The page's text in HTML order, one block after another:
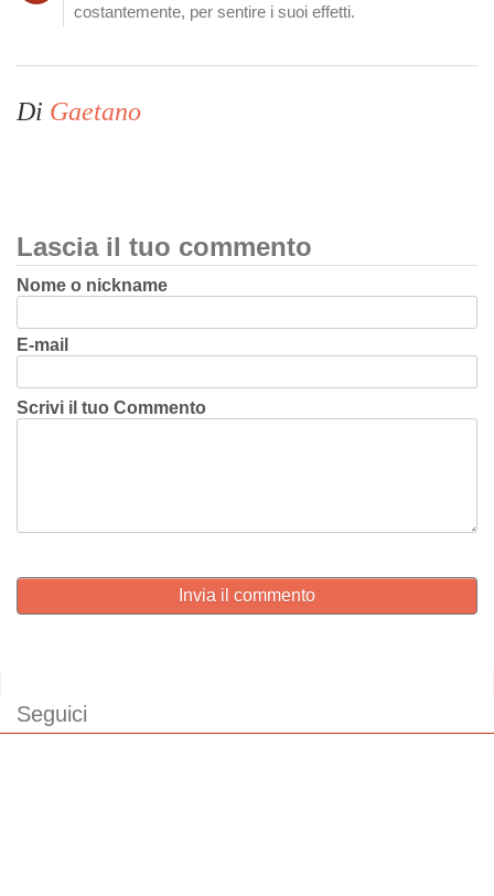
costantemente, per sentire i suoi effetti.
Di Gaetano
Lascia il tuo commento
Nome o nickname
E-mail
Scrivi il tuo Commento
Invia il commento
Seguici